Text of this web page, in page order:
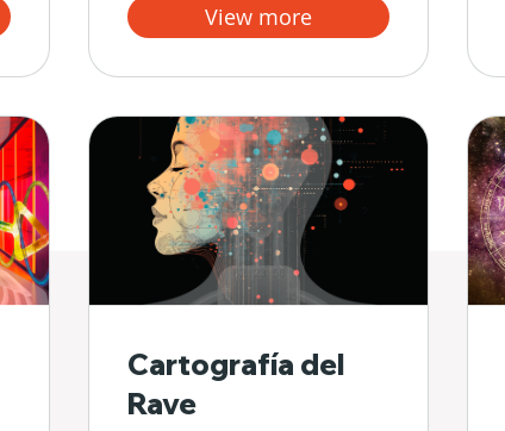
View more
Cartografía del
Rave